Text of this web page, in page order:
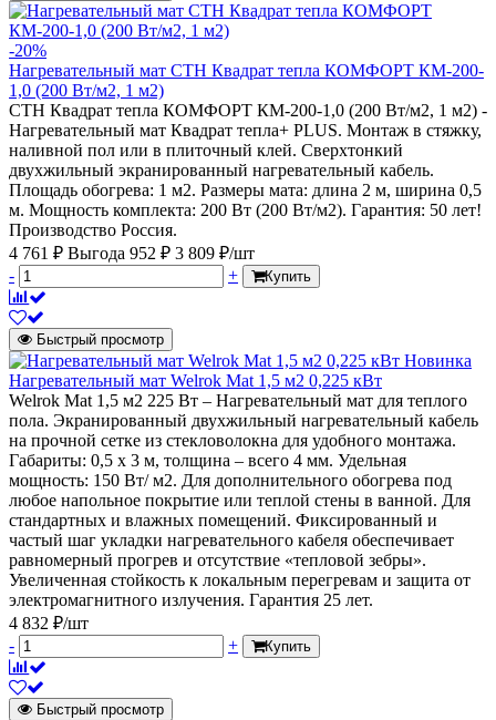
-20%
Нагревательный мат СТН Квадрат тепла КОМФОРТ КМ-200-
1,0 (200 Вт/м2, 1 м2)
СТН Квадрат тепла КОМФОРТ КМ-200-1,0 (200 Вт/м2, 1 м2) -
Нагревательный мат Квадрат тепла+ PLUS. Монтаж в стяжку,
наливной пол или в плиточный клей. Сверхтонкий
двухжильный экранированный нагревательный кабель.
Площадь обогрева: 1 м2. Размеры мата: длина 2 м, ширина 0,5
м. Мощность комплекта: 200 Вт (200 Вт/м2). Гарантия: 50 лет!
Производство Россия.
4 761 ₽ Выгода 952 ₽ 3 809 ₽/шт
-
+ Купить
Быстрый просмотр
Новинка
Нагревательный мат Welrok Mat 1,5 м2 0,225 кВт
Welrok Mat 1,5 м2 225 Вт – Нагревательный мат для теплого
пола. Экранированный двухжильный нагревательный кабель
на прочной сетке из стекловолокна для удобного монтажа.
Габариты: 0,5 х 3 м, толщина – всего 4 мм. Удельная
мощность: 150 Вт/ м2. Для дополнительного обогрева под
любое напольное покрытие или теплой стены в ванной. Для
стандартных и влажных помещений. Фиксированный и
частый шаг укладки нагревательного кабеля обеспечивает
равномерный прогрев и отсутствие «тепловой зебры».
Увеличенная стойкость к локальным перегревам и защита от
электромагнитного излучения. Гарантия 25 лет.
4 832 ₽/шт
-
+ Купить
Быстрый просмотр